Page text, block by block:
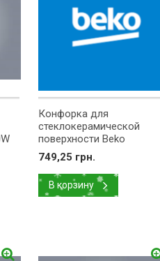
Конфорка для
стеклокерамической
поверхности Beko
1100/2000W
749,25 грн.
В корзину